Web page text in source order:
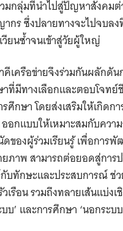
มกลุ่มที่นำไปสู่ปัญหาสังคมต่
กร ซึ่งปลายทางจะไปจบล
วียนซ้ำจนเข้าสู่วัยผู้ใหญ่
เครือข่ายจึงร่วมกันผลักดัน
ที่มีทางเลือกและตอบโจทย์
ศึกษา โดยส่งเสริมให้เกิดก
อกแบบให้เหมาะสมกับควา
ของผู้ร่วมเรียนรู้ เพื่อการ
ภาพ สามารถต่อยอดสู่การ
ทักษะและประสบการณ์ ช่
เรือน รวมถึงทลายเส้นแบ่งเ
บ’ และการศึกษา ‘นอกระบ